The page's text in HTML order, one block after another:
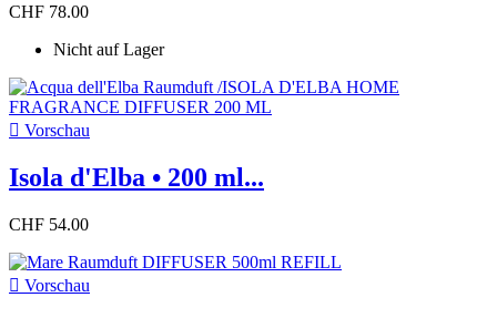
CHF 78.00
Nicht auf Lager
 Vorschau
Isola d'Elba • 200 ml...
CHF 54.00
 Vorschau